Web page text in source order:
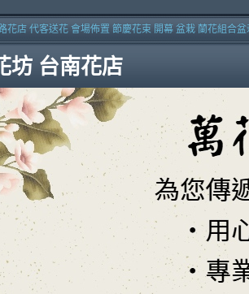
坊 台南花店
花店 代客送花 會場佈置 節慶花束 開幕 盆栽 蘭花組合